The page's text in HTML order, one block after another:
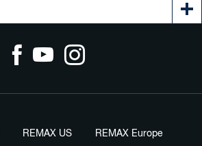
REMAX US REMAX Europe